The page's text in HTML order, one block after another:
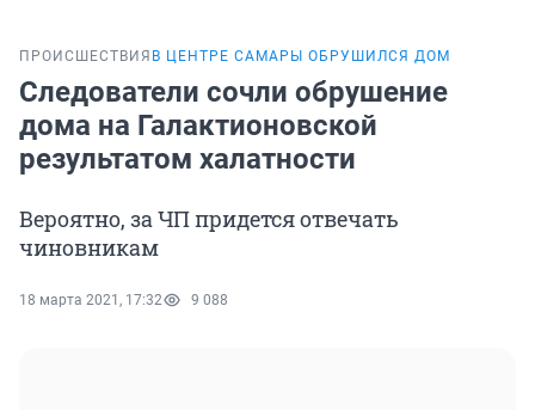
ПРОИСШЕСТВИЯ В ЦЕНТРЕ САМАРЫ ОБРУШИЛСЯ ДОМ
Следователи сочли обрушение
дома на Галактионовской
результатом халатности
Вероятно, за ЧП придется отвечать
чиновникам
18 марта 2021, 17:32 9 088